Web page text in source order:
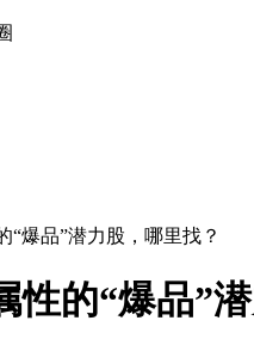
“爆品”潜力股，哪里找？
性的“爆品”